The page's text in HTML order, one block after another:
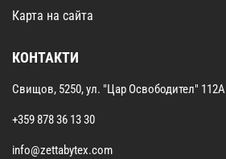
Карта на сайта
КОНТАКТИ
Свищов, 5250, ул. "Цар Освободител" 112А
+359 878 36 13 30
info@zettabytex.com